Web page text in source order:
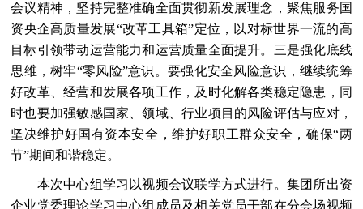
会议精神，坚持完整准确全面贯彻新发展理念，聚焦服务国
资央企高质量发展“改革工具箱”定位，以对标世界一流的高
目标引领带动运营能力和运营质量全面提升。三是强化底线
思维，树牢“零风险”意识。要强化安全风险意识，继续统筹
好改革、经营和发展各项工作，及时化解各类稳定隐患，同
时也要加强敏感国家、领域、行业项目的风险评估与应对，
坚决维护好国有资本安全，维护好职工群众安全，确保“两
节”期间和谐稳定。
本次中心组学习以视频会议联学方式进行。集团所出资
企业党委理论学习中心组成员及相关党员干部在分会场视频